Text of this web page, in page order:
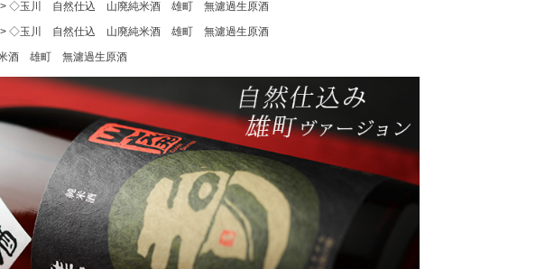
◇玉川 自然仕込 山廃純米酒 雄町 無濾過生原酒
◇玉川 自然仕込 山廃純米酒 雄町 無濾過生原酒
酒 雄町 無濾過生原酒